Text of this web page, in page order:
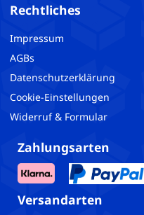
Rechtliches
Impressum
AGBs
Datenschutzerklärung
Cookie-Einstellungen
Widerruf & Formular
Zahlungsarten
Versandarten